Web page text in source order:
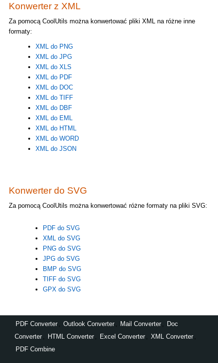
Konwerter z XML
Za pomocą CoolUtils można konwertować pliki XML na różne inne
formaty:
XML do PNG
XML do JPG
XML do XLS
XML do PDF
XML do DOC
XML do TIFF
XML do DBF
XML do EML
XML do HTML
XML do WORD
XML do JSON
Konwerter do SVG
Za pomocą CoolUtils można konwertować różne formaty na pliki SVG:
PDF do SVG
XML do SVG
PNG do SVG
JPG do SVG
BMP do SVG
TIFF do SVG
GPX do SVG
PDF Converter Outlook Converter Mail Converter
Doc
Converter
HTML Converter Excel Converter XML Converter
PDF Combine